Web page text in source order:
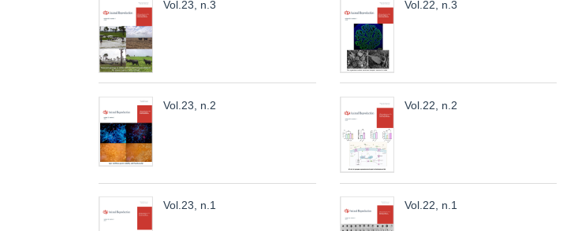
Vol.23, n.3
Vol.23, n.2
Vol.23, n.1
Vol.22, n.3
Vol.22, n.2
Vol.22, n.1